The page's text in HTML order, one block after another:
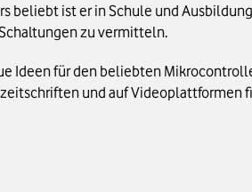
beliebt ist er in Schule und
zu vermitteln.
Ideen für den beliebten
und auf